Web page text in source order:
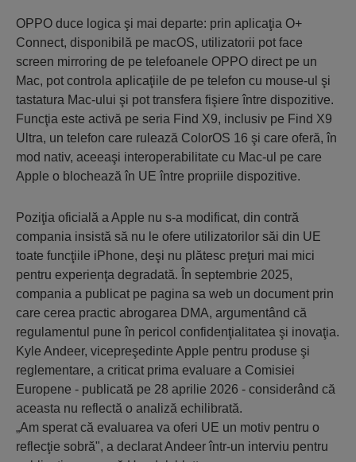
OPPO duce logica şi mai departe: prin aplicaţia O+
Connect, disponibilă pe macOS, utilizatorii pot face
screen mirroring de pe telefoanele OPPO direct pe un
Mac, pot controla aplicaţiile de pe telefon cu mouse-ul şi
tastatura Mac-ului şi pot transfera fişiere între dispozitive.
Funcţia este activă pe seria Find X9, inclusiv pe Find X9
Ultra, un telefon care rulează ColorOS 16 şi care oferă, în
mod nativ, aceeaşi interoperabilitate cu Mac-ul pe care
Apple o blochează în UE între propriile dispozitive.
Poziţia oficială a Apple nu s-a modificat, din contră
compania insistă să nu le ofere utilizatorilor săi din UE
toate funcţiile iPhone, deşi nu plătesc preţuri mai mici
pentru experienţa degradată. În septembrie 2025,
compania a publicat pe pagina sa web un document prin
care cerea practic abrogarea DMA, argumentând că
regulamentul pune în pericol confidenţialitatea şi inovaţia.
Kyle Andeer, vicepreşedinte Apple pentru produse şi
reglementare, a criticat prima evaluare a Comisiei
Europene - publicată pe 28 aprilie 2026 - considerând că
aceasta nu reflectă o analiză echilibrată.
„Am sperat că evaluarea va oferi UE un motiv pentru o
reflecţie sobră", a declarat Andeer într-un interviu pentru